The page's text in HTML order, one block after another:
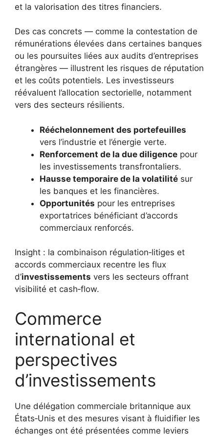
et la valorisation des titres financiers.
Des cas concrets — comme la contestation de
rémunérations élevées dans certaines banques
ou les poursuites liées aux audits d’entreprises
étrangères — illustrent les risques de réputation
et les coûts potentiels. Les investisseurs
réévaluent l’allocation sectorielle, notamment
vers des secteurs résilients.
Rééchelonnement des portefeuilles
vers l’industrie et l’énergie verte.
Renforcement de la due diligence pour
les investissements transfrontaliers.
Hausse temporaire de la volatilité sur
les banques et les financières.
Opportunités pour les entreprises
exportatrices bénéficiant d’accords
commerciaux renforcés.
Insight : la combinaison régulation‑litiges et
accords commerciaux recentre les flux
d’investissements vers les secteurs offrant
visibilité et cash‑flow.
Commerce
international et
perspectives
d’investissements
Une délégation commerciale britannique aux
États‑Unis et des mesures visant à fluidifier les
échanges ont été présentées comme leviers